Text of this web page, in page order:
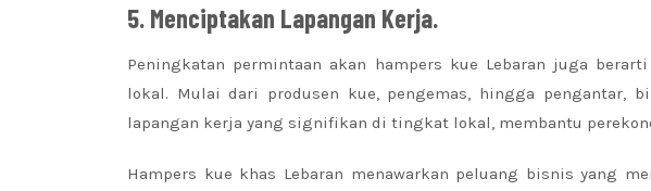
5. Menciptakan Lapangan Kerja.
Peningkatan permintaan akan hampers kue Lebaran juga
lokal. Mulai dari produsen kue, pengemas, hingga pengantar,
lapangan kerja yang signifikan di tingkat lokal, membantu
Hampers kue khas Lebaran menawarkan peluang bisnis yang